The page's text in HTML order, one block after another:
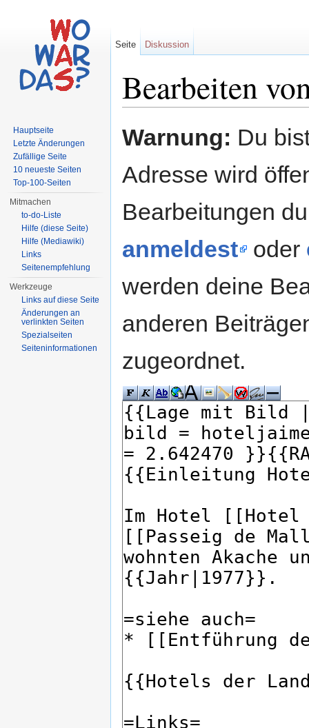
Bearbeiten
Warnung: Du
Adresse wird
Bearbeitungen
anmeldest
oder
werden deine
anderen
zugeordnet.
Seite Diskussion
Hauptseite
Letzte Änderungen
Zufällige Seite
10 neueste Seiten
Top-100-Seiten
Mitmachen
to-do-Liste
Hilfe (diese Seite)
Hilfe (Mediawiki)
Links
Seitenempfehlung
Werkzeuge
Links auf diese Seite
Änderungen an
verlinkten Seiten
Spezialseiten
Seiteninformationen